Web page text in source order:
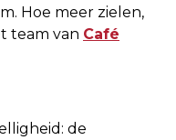
Hoe meer zielen,
team van Café
de